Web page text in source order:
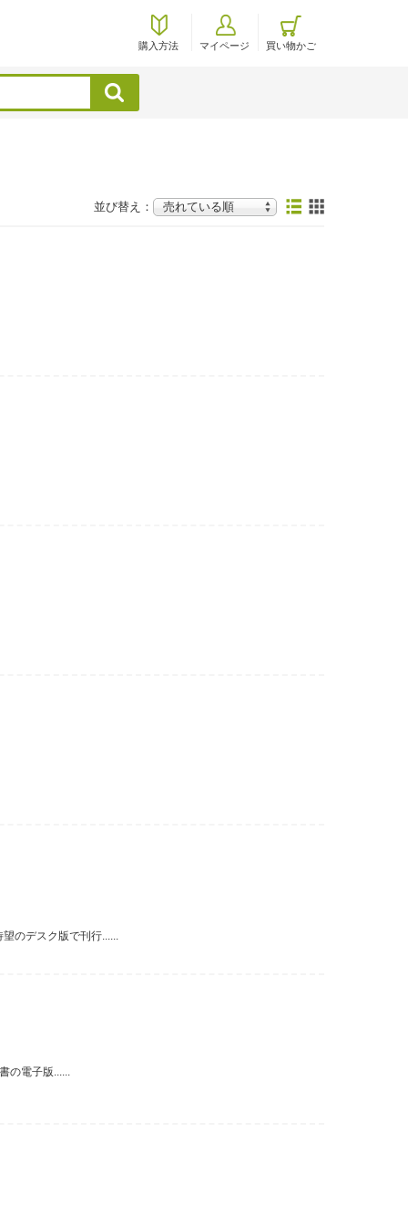
購入方法 マイページ 買い物かご
検索
並び替え：
のデスク版で刊行......
の電子版......